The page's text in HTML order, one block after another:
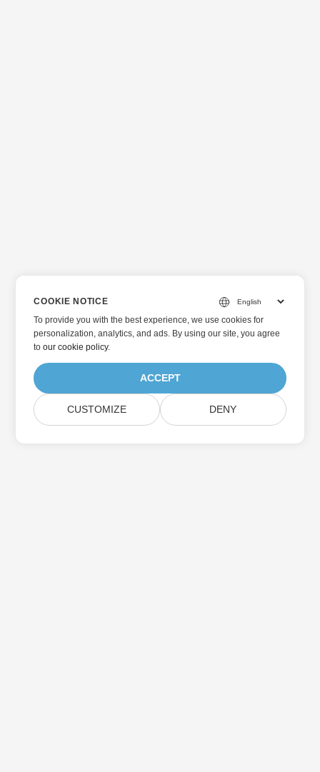
COOKIE NOTICE
To provide you with the best experience, we use cookies for
personalization, analytics, and ads. By using our site, you agree
toour cookie policy.
ACCEPT
CUSTOMIZE DENY